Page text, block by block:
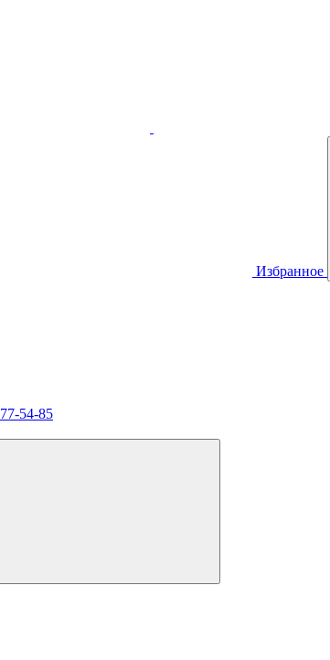
Избранное
54-85